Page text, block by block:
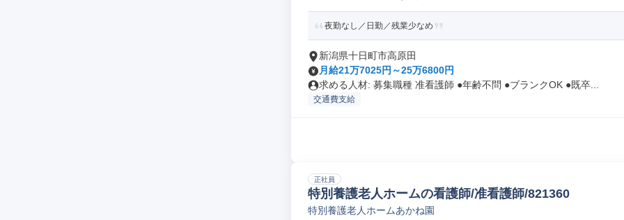
夜勤なし／日勤／残業少なめ
新潟県十日町市高原田
月給21万7025円～25万6800円
求める人材: 募集職種 准看護師 ●年齢不問 ●ブランクOK ●既卒...
交通費支給
正社員
特別養護老人ホームの看護師/准看護師/821360
特別養護老人ホームあかね園